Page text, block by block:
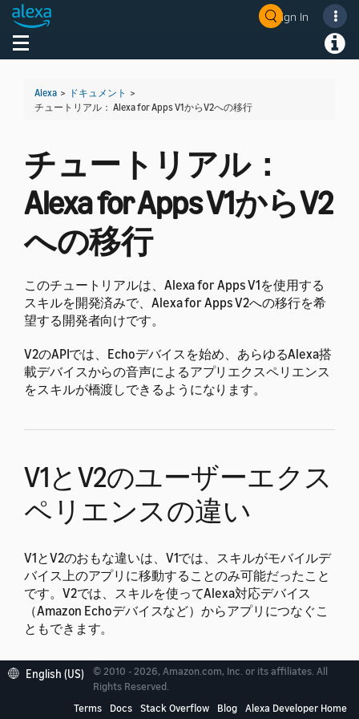
Sign In
Toggle navigation
Alexa > ドキュメント >
チュートリアル： Alexa for Apps V1からV2への移行
チュートリアル：
Alexa for Apps V1からV2
への移行
このチュートリアルは、Alexa for Apps V1を使用する
スキルを開発済みで、Alexa for Apps V2への移行を希
望する開発者向けです。
V2のAPIでは、Echoデバイスを始め、あらゆるAlexa搭
載デバイスからの音声によるアプリエクスペリエンス
をスキルが橋渡しできるようになります。
V1とV2のユーザーエクス
ペリエンスの違い
V1とV2のおもな違いは、V1では、スキルがモバイルデ
バイス上のアプリに移動することのみ可能だったこと
です。V2では、スキルを使ってAlexa対応デバイス
（Amazon Echoデバイスなど）からアプリにつなぐこ
ともできます。
移行ワークフロー
English (US)
© 2010 - 2026, Amazon.com, Inc. or its affiliates. All
Rights Reserved.
Terms
Docs Stack Overflow Blog Alexa Developer Home
Welcome! Ask the DevAssistant